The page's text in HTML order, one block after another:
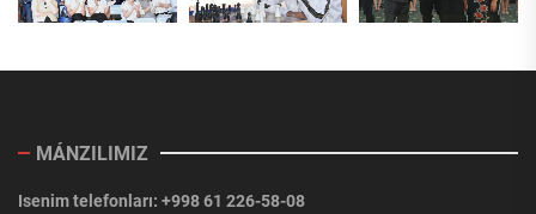
MÁNZILIMIZ
Isenim telefonları: +998 61 226-58-08